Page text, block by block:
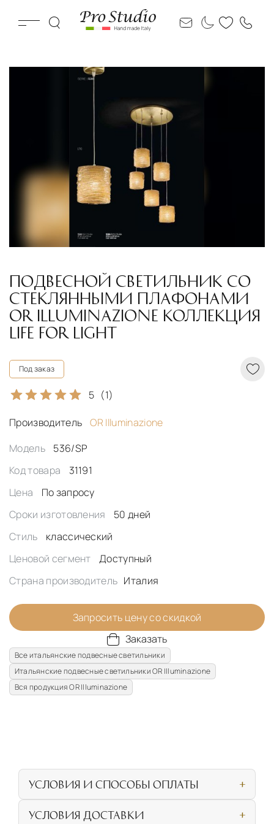
ПОДВЕСНОЙ СВЕТИЛЬНИК СО
СТЕКЛЯННЫМИ ПЛАФОНАМИ
OR ILLUMINAZIONE КОЛЛЕКЦИЯ
LIFE FOR LIGHT
Под заказ
5 (1)
Производитель
OR Illuminazione
Модель
536/SP
Код товара
31191
Цена
По запросу
Сроки изготовления
50 дней
Стиль
классический
Ценовой сегмент
Доступный
Страна производитель Италия
Запросить цену со скидкой
Заказать
Все итальянские подвесные светильники
Итальянские подвесные светильники OR Illuminazione
Вся продукция OR Illuminazione
УСЛОВИЯ И СПОСОБЫ ОПЛАТЫ
УСЛОВИЯ ДОСТАВКИ